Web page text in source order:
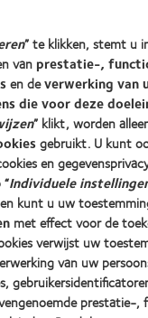
gezichtsvermogen
” te klikken, stemt u
van prestatie-,
en deverwerking van
die voor deze
” klikt, worden
gebruikt. U kunt
en
Individuele
kunt u uw
met effect voor de
verwijst uw
van uw
prestatie-,